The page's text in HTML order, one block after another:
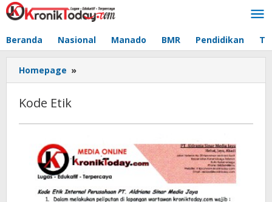
Lewati
ke
Beranda Nasional Manado BMR Pendidikan
Homepage »
Etik
Kode Etik
Maani